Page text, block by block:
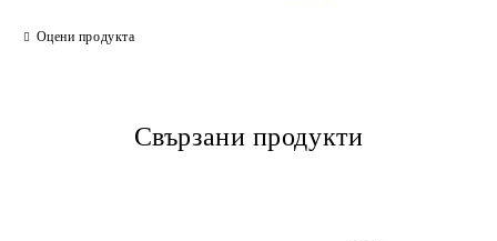
Оцени продукта
Свързани продукти